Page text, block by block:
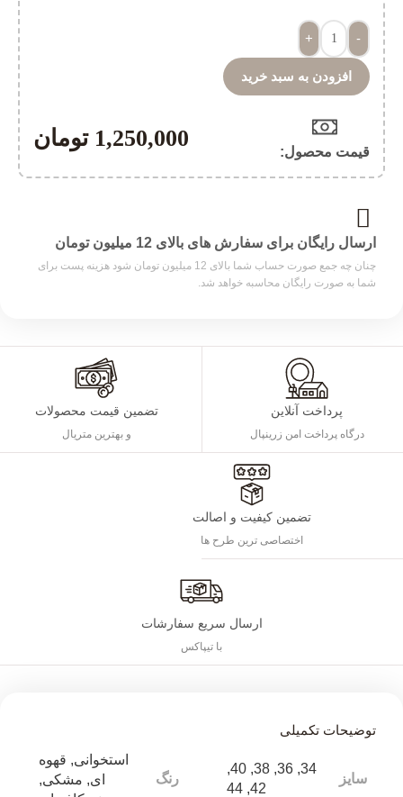
-
+
افزودن به سبد خرید
قیمت محصول:​
1,250,000 تومان
ارسال رایگان برای سفارش های بالای 12 میلیون تومان
چنان چه جمع صورت حساب شما بالای 12 میلیون تومان شود هزینه پست برای
شما به صورت رایگان محاسبه خواهد شد.
پرداخت آنلاین
درگاه پرداخت امن زرینپال
تضمین قیمت محصولات
و بهترین متریال
تضمین کیفیت و اصالت
اختصاصی ترین طرح ها
ارسال سریع سفارشات
با تیپاکس
توضیحات تکمیلی
سایز
34
,
36
,
38
,
40
,
42
,
44
رنگ
استخوانی, قهوه
ای, مشکی,